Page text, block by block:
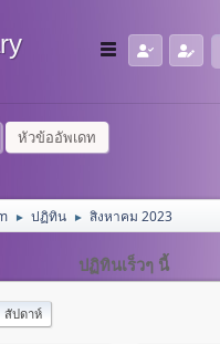
หัวข้ออัพเดท
► ปฏิทิน ► สิงหาคม 2023
ปฏิทินเร็วๆ นี้
สัปดาห์